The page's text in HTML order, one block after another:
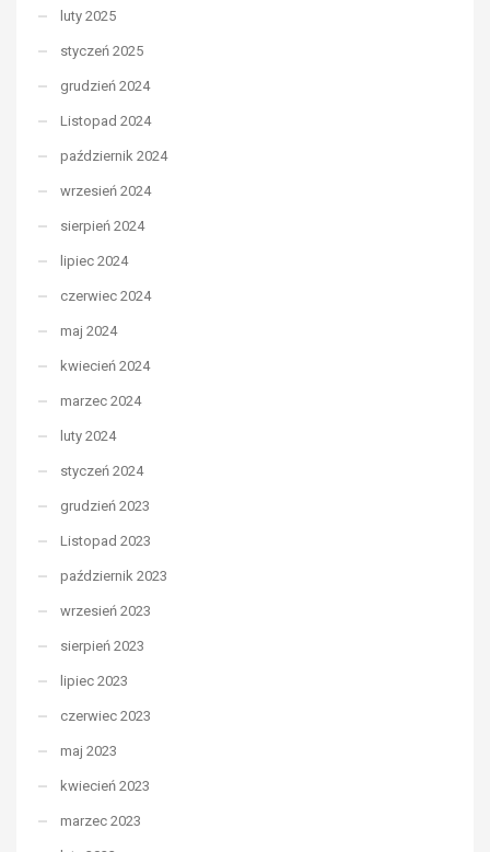
luty 2025
styczeń 2025
grudzień 2024
Listopad 2024
październik 2024
wrzesień 2024
sierpień 2024
lipiec 2024
czerwiec 2024
maj 2024
kwiecień 2024
marzec 2024
luty 2024
styczeń 2024
grudzień 2023
Listopad 2023
październik 2023
wrzesień 2023
sierpień 2023
lipiec 2023
czerwiec 2023
maj 2023
kwiecień 2023
marzec 2023